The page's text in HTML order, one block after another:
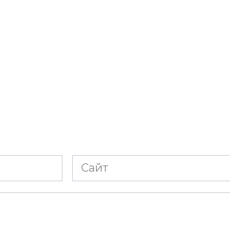
Сайт